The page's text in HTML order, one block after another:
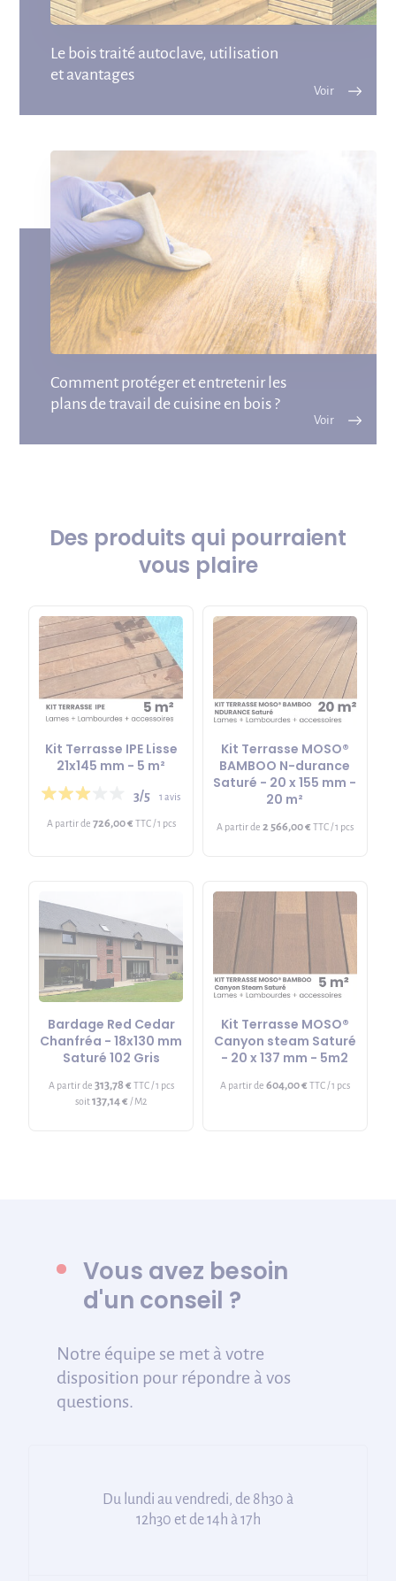
Le bois traité autoclave, utilisation
et avantages
Comment protéger et entretenir les
plans de travail de cuisine en bois ?
Kit Terrasse IPE Lisse
21x145 mm - 5 m²
3/5 1 avis
A partir de 726,00 € TTC / 1 pcs
Kit Terrasse MOSO®
BAMBOO N-durance
Saturé - 20 x 155 mm -
20 m²
A partir de 2 566,00 € TTC / 1 pcs
Bardage Red Cedar
Chanfréa - 18x130 mm
Saturé 102 Gris
A partir de 313,78 € TTC / 1 pcs
soit137,14 € / M2
Kit Terrasse MOSO®
Canyon steam Saturé
- 20 x 137 mm - 5m2
A partir de 604,00 € TTC / 1 pcs
Vous avez besoin
d'un conseil ?
Notre équipe se met à votre
disposition pour répondre à vos
questions.
Du lundi au vendredi, de 8h30 à
12h30 et de 14h à 17h